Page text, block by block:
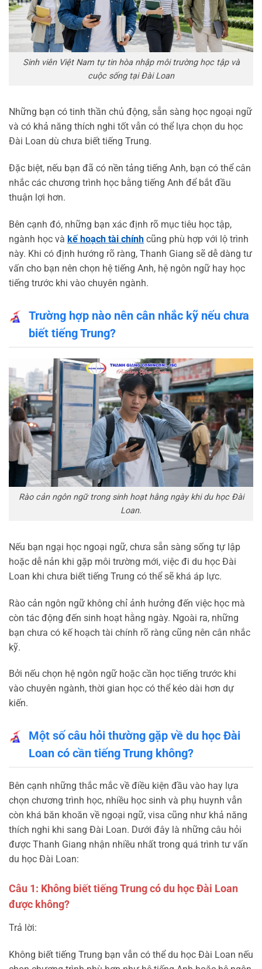
Sinh viên Việt Nam tự tin hòa nhập môi trường học tập và
cuộc sống tại Đài Loan
Những bạn có tinh thần chủ động, sẵn sàng học ngoại ngữ
và có khả năng thích nghi tốt vẫn có thể lựa chọn du học
Đài Loan dù chưa biết tiếng Trung.
Đặc biệt, nếu bạn đã có nền tảng tiếng Anh, bạn có thể cân
nhắc các chương trình học bằng tiếng Anh để bắt đầu
thuận lợi hơn.
Bên cạnh đó, những bạn xác định rõ mục tiêu học tập,
ngành học và kế hoạch tài chính cũng phù hợp với lộ trình
này. Khi có định hướng rõ ràng, Thanh Giang sẽ dễ dàng tư
vấn cho bạn nên chọn hệ tiếng Anh, hệ ngôn ngữ hay học
tiếng trước khi vào chuyên ngành.
Trường hợp nào nên cân nhắc kỹ nếu chưa
biết tiếng Trung?
Rào cản ngôn ngữ trong sinh hoạt hằng ngày khi du học Đài
Loan.
Nếu bạn ngại học ngoại ngữ, chưa sẵn sàng sống tự lập
hoặc dễ nản khi gặp môi trường mới, việc đi du học Đài
Loan khi chưa biết tiếng Trung có thể sẽ khá áp lực.
Rào cản ngôn ngữ không chỉ ảnh hưởng đến việc học mà
còn tác động đến sinh hoạt hằng ngày. Ngoài ra, những
bạn chưa có kế hoạch tài chính rõ ràng cũng nên cân nhắc
kỹ.
Bởi nếu chọn hệ ngôn ngữ hoặc cần học tiếng trước khi
vào chuyên ngành, thời gian học có thể kéo dài hơn dự
kiến.
Một số câu hỏi thường gặp về du học Đài
Loan có cần tiếng Trung không?
Bên cạnh những thắc mắc về điều kiện đầu vào hay lựa
chọn chương trình học, nhiều học sinh và phụ huynh vẫn
còn khá băn khoăn về ngoại ngữ, visa cũng như khả năng
thích nghi khi sang Đài Loan. Dưới đây là những câu hỏi
được Thanh Giang nhận nhiều nhất trong quá trình tư vấn
du học Đài Loan:
Câu 1: Không biết tiếng Trung có du học Đài Loan
được không?
Trả lời:
Không biết tiếng Trung bạn vẫn có thể du học Đài Loan nếu